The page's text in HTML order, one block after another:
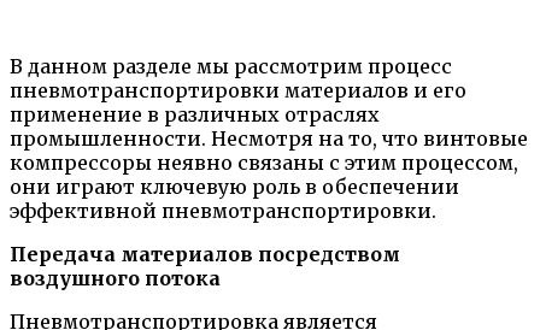
В данном разделе мы рассмотрим процесс
пневмотранспортировки материалов и его
применение в различных отраслях
промышленности. Несмотря на то, что винтовые
компрессоры неявно связаны с этим процессом,
они играют ключевую роль в обеспечении
эффективной пневмотранспортировки.
Передача материалов посредством
воздушного потока
Пневмотранспортировка является